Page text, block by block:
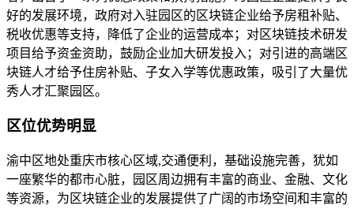
好的发展环境，政府对入驻园区的区块链企业给予房租补贴、
税收优惠等支持，降低了企业的运营成本；对区块链技术研发
项目给予资金资助，鼓励企业加大研发投入；对引进的高端区
块链人才给予住房补贴、子女入学等优惠政策，吸引了大量优
秀人才汇聚园区。
区位优势明显
渝中区地处重庆市核心区域,交通便利，基础设施完善，犹如
一座繁华的都市心脏，园区周边拥有丰富的商业、金融、文化
等资源，为区块链企业的发展提供了广阔的市场空间和丰富的